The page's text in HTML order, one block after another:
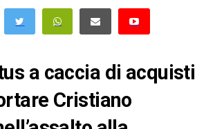
a caccia di acquisti
Cristiano